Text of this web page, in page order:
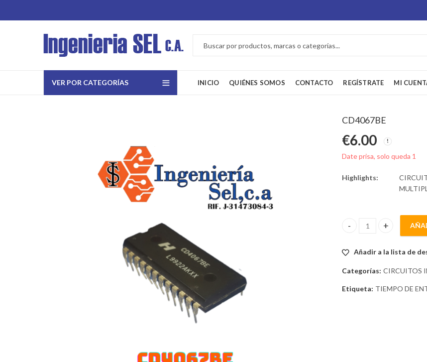
VER POR CATEGORÍAS INICIO QUIÉNES SOMOS CONTACTO REGÍSTRATE MI
CD4067BE
€6.00
Date prisa, solo queda 1
Highlights:
CD4067BE quantity
Añadir a la lista de
Categorías: CIRCUITOS
Etiqueta: TIEMPO DE